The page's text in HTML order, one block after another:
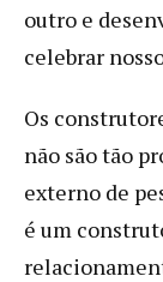
outro e
celebrar
Os
não são tão
externo de
é um